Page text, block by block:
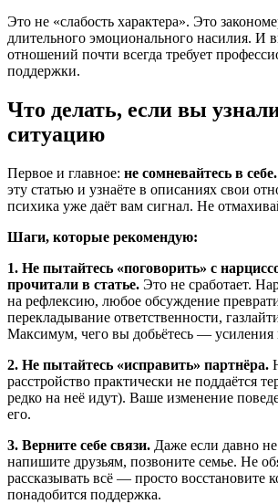
Это не «слабость характера». Это
длительного эмоционального насилия. И
отношений почти всегда требует
поддержки.
Что делать, если вы
ситуацию
Первое и главное: не сомневайтесь в себе.
эту статью и узнаёте в описаниях свои
психика уже даёт вам сигнал. Не
Шаги, которые рекомендую:
1. Не пытайтесь «поговорить» с
прочитали в статье. Это не сработает.
на рефлексию, любое обсуждение
перекладывание ответственности,
Максимум, чего вы добьётесь — усиления
2. Не пытайтесь «исправить» партнёра.
расстройство практически не поддаётся
редко на неё идут). Ваше изменение
его.
3. Верните себе связи. Даже если давно
напишите друзьям, позвоните семье. Не
рассказывать всё — просто восстановите
понадобится поддержка.